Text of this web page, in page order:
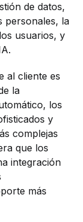
de datos,
personales, la
usuarios, y
al cliente es
la
los
y
complejas
que los
integración
más